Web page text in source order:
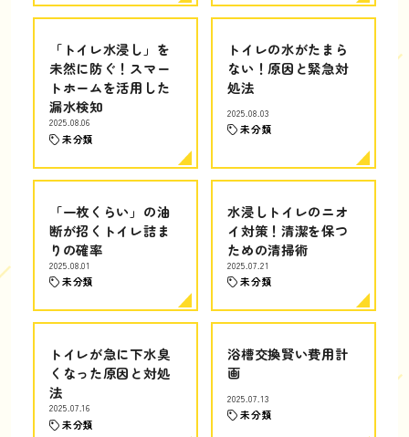
「トイレ水浸し」を
未然に防ぐ！スマー
トホームを活用した
漏水検知
2025.08.06
未分類
トイレの水がたまら
ない！原因と緊急対
処法
2025.08.03
未分類
「一枚くらい」の油
断が招くトイレ詰ま
りの確率
2025.08.01
未分類
水浸しトイレのニオ
イ対策！清潔を保つ
ための清掃術
2025.07.21
未分類
トイレが急に下水臭
くなった原因と対処
法
2025.07.16
未分類
浴槽交換賢い費用計
画
2025.07.13
未分類